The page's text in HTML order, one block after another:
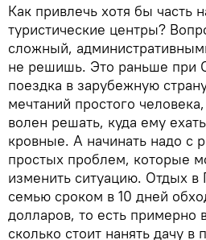
Как привлечь хотя бы часть
туристические центры?
сложный,
не решишь. Это раньше при
поездка в зарубежную
мечтаний простого
волен решать, куда ему
кровные. А начинать надо с
простых проблем, которые
изменить ситуацию. Отдых в
семью сроком в 10 дней
долларов, то есть примерно
сколько стоит нанять дачу в